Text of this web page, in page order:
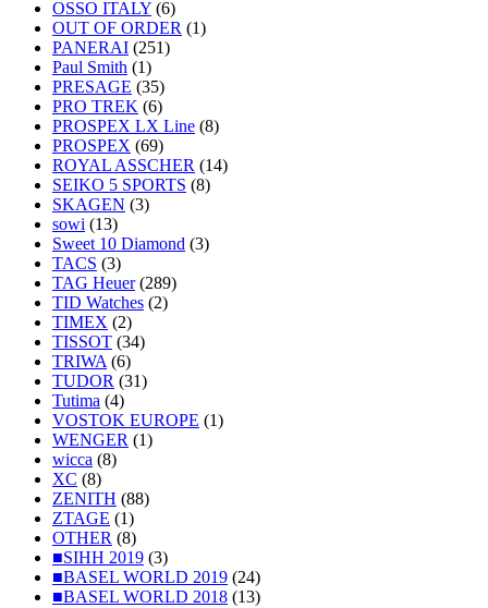
OSSO ITALY (6)
OUT OF ORDER (1)
PANERAI (251)
Paul Smith (1)
PRESAGE (35)
PRO TREK (6)
PROSPEX LX Line (8)
PROSPEX (69)
ROYAL ASSCHER (14)
SEIKO 5 SPORTS (8)
SKAGEN (3)
sowi (13)
Sweet 10 Diamond (3)
TACS (3)
TAG Heuer(289)
TID Watches (2)
TIMEX (2)
TISSOT (34)
TRIWA (6)
TUDOR (31)
Tutima (4)
VOSTOK EUROPE (1)
WENGER (1)
wicca (8)
XC (8)
ZENITH (88)
ZTAGE (1)
OTHER (8)
■SIHH 2019 (3)
■BASEL WORLD 2019 (24)
■BASEL WORLD 2018 (13)